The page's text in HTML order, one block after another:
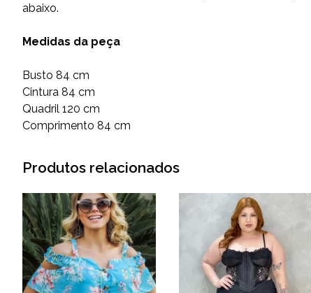
abaixo.
Medidas da peça
Busto 84 cm
Cintura 84 cm
Quadril 120 cm
Comprimento 84 cm
Produtos relacionados